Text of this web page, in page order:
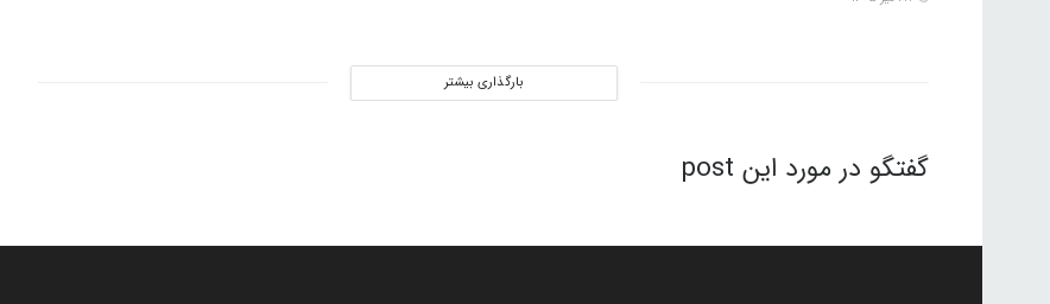
بارگذاری بیشتر
گفتگو در مورد این post